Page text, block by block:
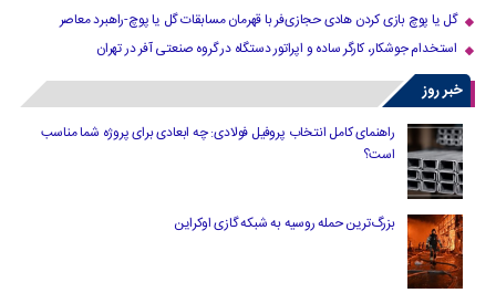
گل یا پوچ بازی کردن هادی حجازی‌فر با قهرمان مسابقات گل یا پوچ-راهبرد معاصر
استخدام جوشکار، کارگر ساده و اپراتور دستگاه در گروه صنعتی آفر در تهران
خبر روز
راهنمای کامل انتخاب پروفیل فولادی: چه ابعادی برای پروژه شما مناسب
است؟
بزرگ‌ترین حمله روسیه به شبکه گازی اوکراین